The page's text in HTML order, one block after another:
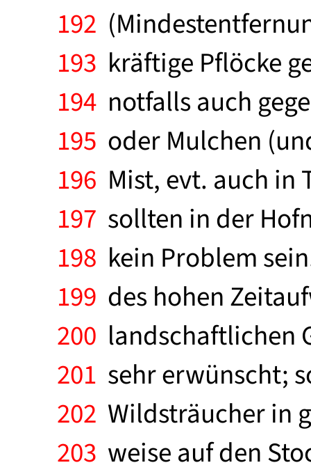
192
193 kräftige Pflöcke
194 notfalls auch
195 oder Mulchen
196 Mist, evt. auch in
197 sollten in der
198 kein Problem
199 des hohen
200 landschaftlichen
201 sehr erwünscht;
202 Wildsträucher in
203 weise auf den